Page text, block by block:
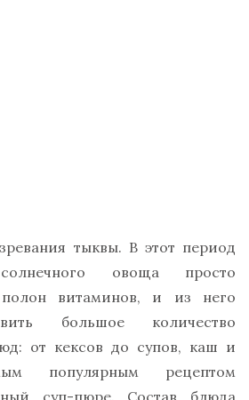
тыквы. В этот период
овоща просто
витаминов, и из него
большое количество
от кексов до супов, каш и
популярным рецептом